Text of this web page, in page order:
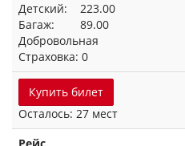
Детский: 223.00
Багаж: 89.00
Добровольная
Страховка: 0
Купить билет
Осталось: 27 мест